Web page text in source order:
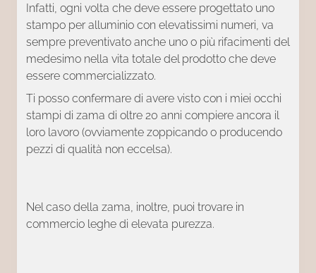
Infatti, ogni volta che deve essere progettato uno
stampo per alluminio con elevatissimi numeri, va
sempre preventivato anche uno o più rifacimenti del
medesimo nella vita totale del prodotto che deve
essere commercializzato.
Ti posso confermare di avere visto con i miei occhi
stampi di zama di oltre 20 anni compiere ancora il
loro lavoro (ovviamente zoppicando o producendo
pezzi di qualità non eccelsa).
Nel caso della zama, inoltre, puoi trovare in
commercio leghe di elevata purezza.